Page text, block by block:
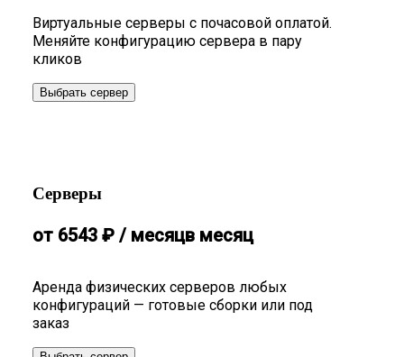
Виртуальные серверы с почасовой оплатой.
Меняйте конфигурацию сервера в пару
кликов
Выбрать сервер
Серверы
Аренда физических серверов любых
конфигураций — готовые сборки или под
заказ
от 6543 ₽ / месяцв месяц